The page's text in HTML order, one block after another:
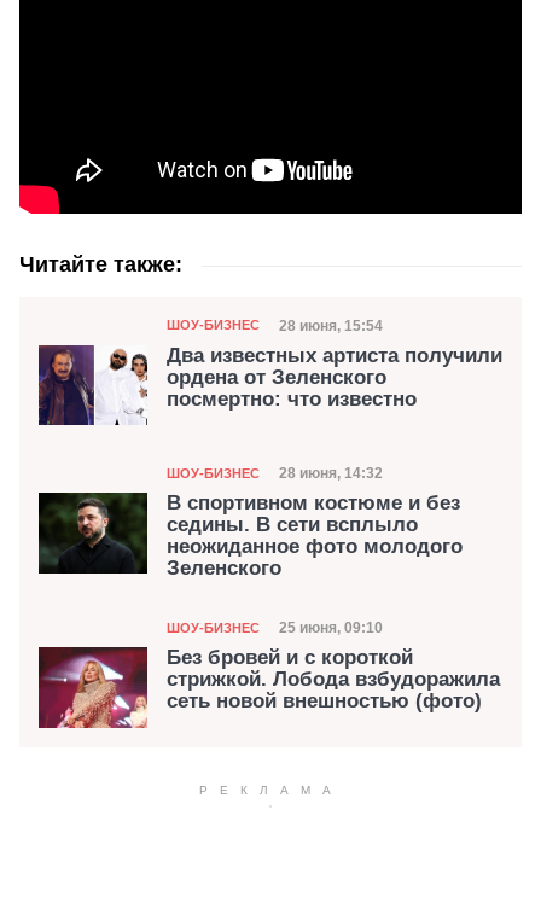
Читайте также:
Категория
ШОУ-БИЗНЕС Дата публикации
28 июня, 15:54
Два известных артиста получили
ордена от Зеленского
посмертно: что известно
Категория
ШОУ-БИЗНЕС Дата публикации
28 июня, 14:32
В спортивном костюме и без
седины. В сети всплыло
неожиданное фото молодого
Зеленского
Категория
ШОУ-БИЗНЕС Дата публикации
25 июня, 09:10
Без бровей и с короткой
стрижкой. Лобода взбудоражила
сеть новой внешностью (фото)